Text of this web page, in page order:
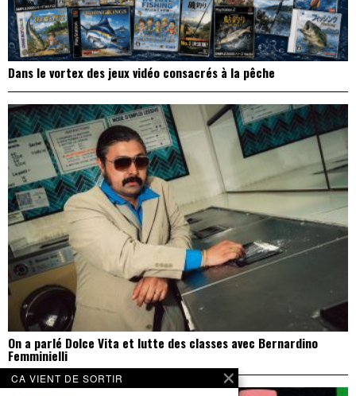
Dans le vortex des jeux vidéo consacrés à la pêche
On a parlé Dolce Vita et lutte des classes avec Bernardino
Femminielli
CA VIENT DE SORTIR